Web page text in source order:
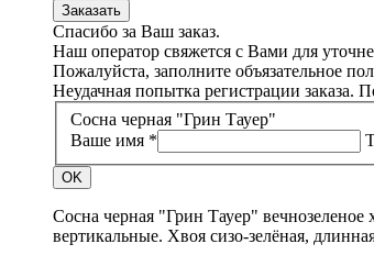
Заказать
Спасибо за Ваш заказ.
Наш оператор свяжется с Вами для
Пожалуйста, заполните объязательное
Неудачная попытка регистрации заказа.
Сосна черная "Грин Тауер"
Ваше имя *
OK
Сосна черная "Грин Тауер"
вертикальные. Хвоя сизо-зелёная,